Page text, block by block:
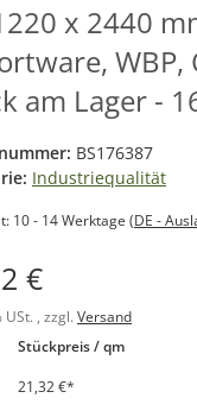
x 2440
WBP,
am Lager -
BS176387
Industriequalität
10 - 14 Werktage (DE -
€
USt. , zzgl. Versand
Stückpreis / qm
21,32 €*